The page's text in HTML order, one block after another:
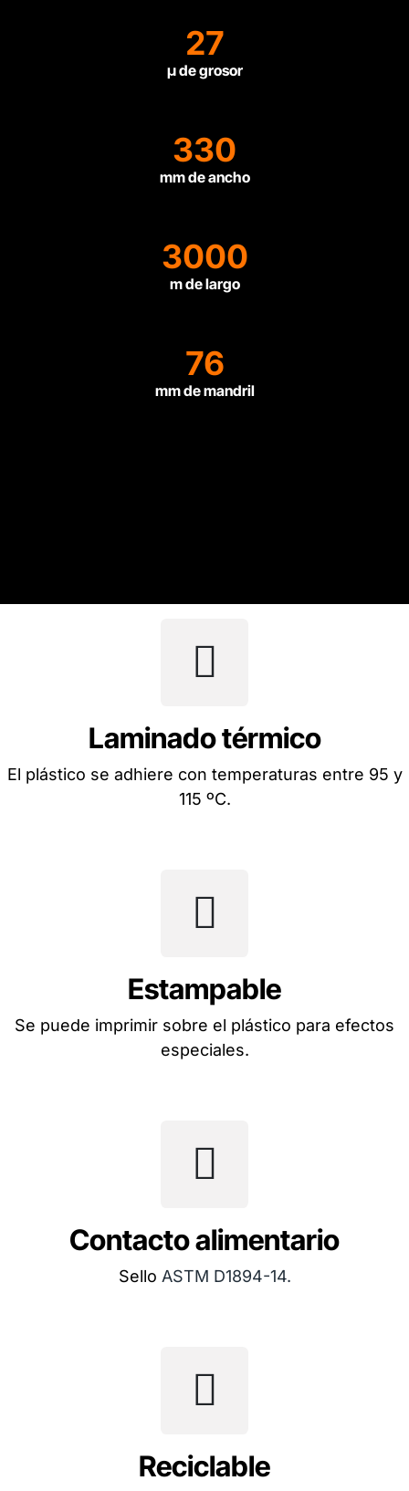
27
µ de grosor
330
mm de ancho
3000
m de largo
76
mm de mandril
Laminado térmico
El plástico se adhiere con temperaturas entre 95 y
115 ºC.
Estampable
Se puede imprimir sobre el plástico para efectos
especiales.
Contacto alimentario
Sello ASTM D1894-14.
Reciclable